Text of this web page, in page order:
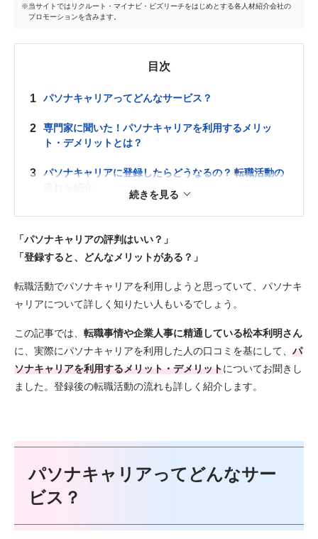
当サイトではリクルート・マイナビ・ビズリーチをはじめとする各人材紹介会社の
プロモーションを含みます。
目次
1 パソナキャリアってどんなサービス？
2
専門家に聞いた！パソナキャリアを利用するメリッ
ト・デメリットとは？
3
パソナキャリアに登録したらどうなるの？ 転職活動の
4 結論！ パソナキャリアはこんな人におすすめ
5 登録前に知っておきたいパソナキャリアのQ&A
6 まとめ
「パソナキャリアの評判はいい？」
「登録すると、どんなメリットがある？」
転職活動でパソナキャリアを利用しようと思っていて、パソナキ
ャリアについて詳しく知りたい人もいるでしょう。
この記事では、 転職事情や企業人事に精通している松本利明さん
に、実際にパソナキャリアを利用した人の口コミを基にして、 パ
ソナキャリアを利用するメリット・デメリットについてお聞きし
ました。登録後の転職活動の流れも詳しく紹介します。
パソナキャリアってどんなサー
ビス？